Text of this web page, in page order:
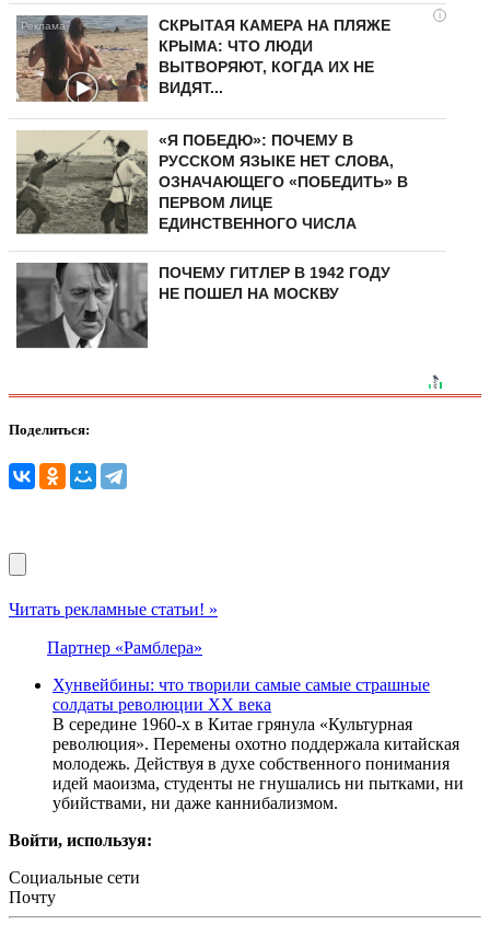
i
СКРЫТАЯ КАМЕРА НА ПЛЯЖЕ
КРЫМА: ЧТО ЛЮДИ
ВЫТВОРЯЮТ, КОГДА ИХ НЕ
ВИДЯТ...
«Я ПОБЕДЮ»: ПОЧЕМУ В
РУССКОМ ЯЗЫКЕ НЕТ СЛОВА,
ОЗНАЧАЮЩЕГО «ПОБЕДИТЬ» В
ПЕРВОМ ЛИЦЕ
ЕДИНСТВЕННОГО ЧИСЛА
ПОЧЕМУ ГИТЛЕР В 1942 ГОДУ
НЕ ПОШЕЛ НА МОСКВУ
Поделиться:
Читать рекламные статьи! »
Партнер «Рамблера»
Хунвейбины: что творили самые самые страшные
солдаты революции ХХ века
В середине 1960-х в Китае грянула «Культурная
революция». Перемены охотно поддержала китайская
молодежь. Действуя в духе собственного понимания
идей маоизма, студенты не гнушались ни пытками, ни
убийствами, ни даже каннибализмом.
Войти, используя:
Социальные сети
Почту